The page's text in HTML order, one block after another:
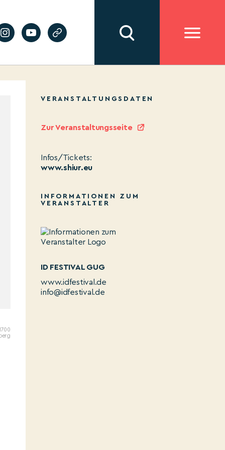
VERANSTALTUNGSDATEN
Zur Veranstaltungsseite
Infos/Tickets:
www.shiur.eu
INFORMATIONEN ZUM
VERANSTALTER
ID FESTIVAL GUG
www.idfestival.de
info@idfestival.de